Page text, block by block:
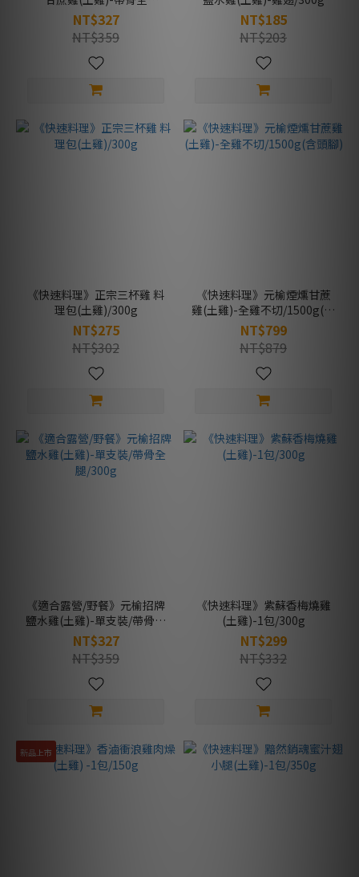
腿/300g
NT$327
NT$359
NT$185
NT$203
《快速料理》正宗三杯雞 料
理包(土雞)/300g
NT$275
NT$302
《快速料理》元榆煙燻甘蔗
雞(土雞)-全雞不切/1500g(含
頭腳)
NT$799
NT$879
《適合露營/野餐》元榆招牌
鹽水雞(土雞)-單支裝/帶骨全
腿/300g
NT$327
NT$359
《快速料理》紫蘇香梅燒雞
(土雞)-1包/300g
NT$299
NT$332
新品上市